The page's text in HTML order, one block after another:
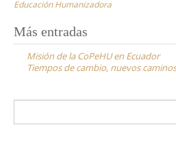
Educación Humanizadora
Navegación
de
entradas
Más entradas
Misión de la CoPeHU en Ecuador
Tiempos de cambio, nuevos caminos